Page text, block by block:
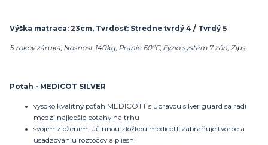
Výška matraca: 23cm, Tvrdosť: Stredne tvrdý 4 / Tvrdý 5
5 rokov záruka, Nosnosť 140kg, Pranie 60°C, Fyzio systém 7 zón, Zips
Poťah - MEDICOT SILVER
vysoko kvalitný poťah MEDICOTT s úpravou silver guard sa radí
medzi najlepšie poťahy na trhu
svojim zložením, účinnou zložkou medicott zabraňuje tvorbe a
usadzovaniu roztočov a pliesní